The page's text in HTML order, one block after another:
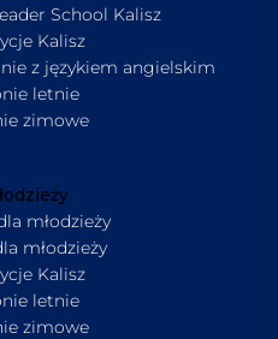
School Kalisz
Kalisz
z językiem angielskim
letnie
zimowe
młodzieży
młodzieży
Kalisz
letnie
zimowe